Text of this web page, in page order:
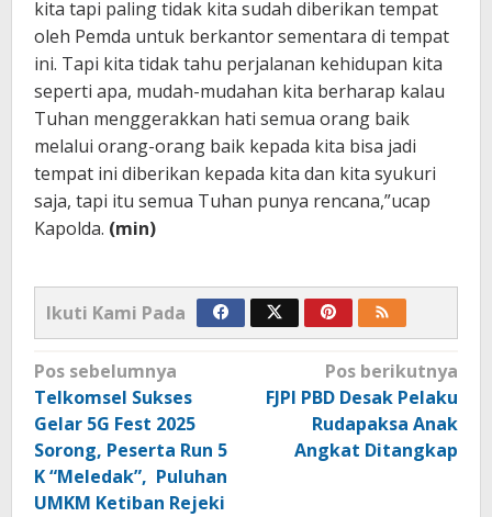
kita tapi paling tidak kita sudah diberikan tempat
oleh Pemda untuk berkantor sementara di tempat
ini. Tapi kita tidak tahu perjalanan kehidupan kita
seperti apa, mudah-mudahan kita berharap kalau
Tuhan menggerakkan hati semua orang baik
melalui orang-orang baik kepada kita bisa jadi
tempat ini diberikan kepada kita dan kita syukuri
saja, tapi itu semua Tuhan punya rencana,”ucap
Kapolda. (min)
Ikuti Kami Pada
Navigasi
pos
Pos sebelumnya
Telkomsel Sukses
Gelar 5G Fest 2025
Sorong, Peserta Run 5
K “Meledak”, Puluhan
UMKM Ketiban Rejeki
Pos berikutnya
FJPI PBD Desak Pelaku
Rudapaksa Anak
Angkat Ditangkap